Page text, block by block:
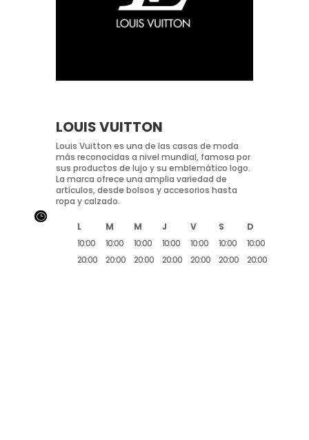
LOUIS VUITTON
Louis Vuitton es una de las casas de moda
más reconocidas a nivel mundial, famosa por
sus productos de lujo y su emblemático logo.
La marca ofrece una amplia variedad de
artículos, desde bolsos y accesorios hasta
ropa y calzado.
L M M J V S
D
10:00
20:00
10:00
20:00
10:00
20:00
10:00
20:00
10:00
20:00
10:00
20:00
10:00
20:00
}